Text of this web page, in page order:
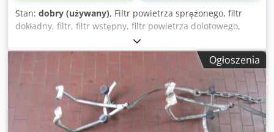
Stan: dobry (używany), Filtr powietrza sprężonego, filtr
dokładny, filtr, filtr wstępny, filtr powietrza dolotowego,
obudowa filtra powietrza, filtr powietrza -Producent: Mann
& Hummel, obudowa filtra powietrza Mann-Piclon -Numer
katalogowy: 45 160 92 901 -Średnica wlotu/wylotu: Ø 65/61
mm -Ilość: 46 sztuk – dostępne są kombinowane filtry
powietrza -Cena: za sztukę -Wymiary: Ø 225/305 mm
Dedpfx Ajd Swrdji Ijkr -Waga: 2,35 kg
Ogłoszenia